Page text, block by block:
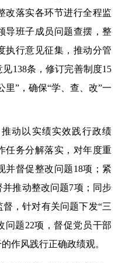
改落实各环节进行全程监
导班子成员问题查摆，整
执行意见征集，推动分管
138条，修订完善制度15
里”，确保“学、查、改”一
动以实绩实效践行政绩
任务分解落实，对年度重
并督促整改问题18项；紧
推动整改问题7项；同步
，针对有关问题下发“三
问题22项，督促党员干部
作风践行正确政绩观。